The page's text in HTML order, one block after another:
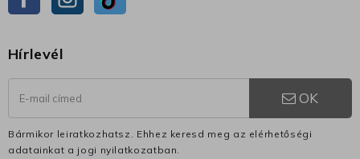
Hírlevél
OK
Bármikor leiratkozhatsz. Ehhez keresd meg az elérhetőségi
adatainkat a jogi nyilatkozatban.